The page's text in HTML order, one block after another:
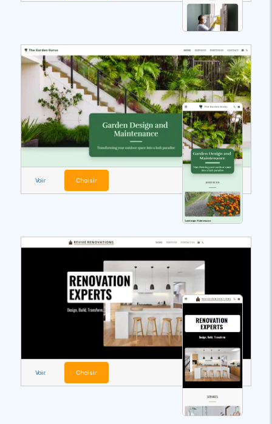
Voir Choisir
Voir Choisir